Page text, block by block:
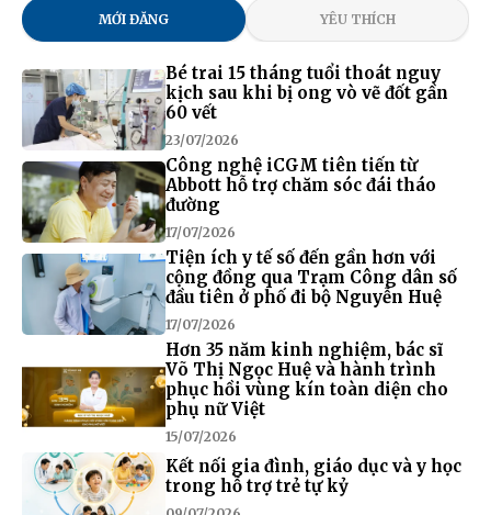
MỚI ĐĂNG YÊU THÍCH
Bé trai 15 tháng tuổi thoát nguy
kịch sau khi bị ong vò vẽ đốt gần
60 vết
23/07/2026
Công nghệ iCGM tiên tiến từ
Abbott hỗ trợ chăm sóc đái tháo
đường
17/07/2026
Tiện ích y tế số đến gần hơn với
cộng đồng qua Trạm Công dân số
đầu tiên ở phố đi bộ Nguyễn Huệ
17/07/2026
Hơn 35 năm kinh nghiệm, bác sĩ
Võ Thị Ngọc Huệ và hành trình
phục hồi vùng kín toàn diện cho
phụ nữ Việt
15/07/2026
Kết nối gia đình, giáo dục và y học
trong hỗ trợ trẻ tự kỷ